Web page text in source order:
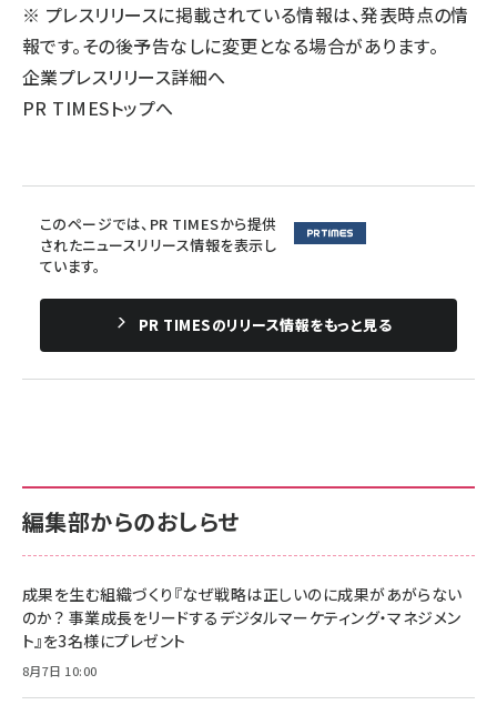
※ プレスリリースに掲載されている情報は、発表時点の情
報です。その後予告なしに変更となる場合があります。
企業プレスリリース詳細へ
PR TIMESトップへ
このページでは、PR TIMESから提供
されたニュースリリース情報を表示し
ています。
PR TIMESのリリース情報をもっと見る
編集部からのおしらせ
成果を生む組織づくり『なぜ戦略は正しいのに成果があがらない
のか？ 事業成長をリードするデジタルマーケティング・マネジメン
ト』を3名様にプレゼント
8月7日 10:00